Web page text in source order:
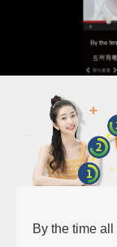
By the time